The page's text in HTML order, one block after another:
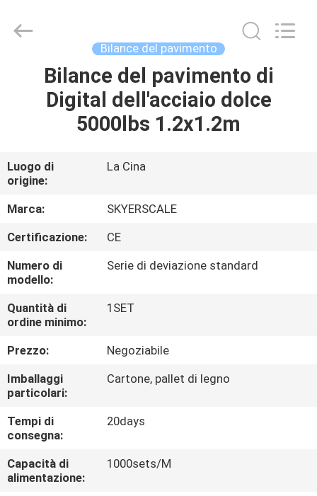
CASA.
PRODOTTI
VIDEO
SU
DI
NOI
VISITA
DELLA
FABBRICA
CONTROLLO
DELLA
QUALITÀ
Co.,Limited.
Bilance del pavimento
Bilance del pavimento di
Digital dell'acciaio dolce
5000lbs 1.2x1.2m
Luogo di
origine:
La Cina
Marca:
SKYERSCALE
Certificazione:
CE
Numero di
modello:
Serie di deviazione standard
Quantità di
ordine minimo:
1SET
Prezzo:
Negoziabile
Imballaggi
particolari:
Cartone, pallet di legno
Tempi di
consegna:
20days
Capacità di
alimentazione:
1000sets/M